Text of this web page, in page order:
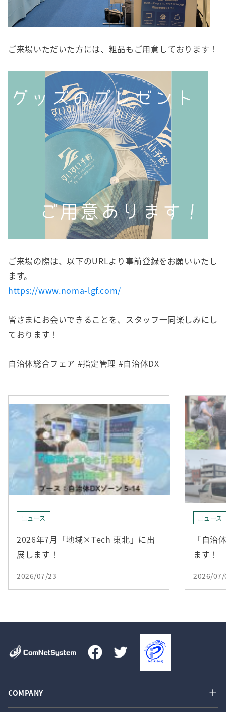
ご来場いただいた方には、粗品もご用意しております！
ご来場の際は、以下のURLより事前登録をお願いいたし
ます。
https://www.noma-lgf.com/
皆さまにお会いできることを、スタッフ一同楽しみにし
ております！
自治体総合フェア #指定管理 #自治体DX
ニュース
2026年7月「地域×Tech 東北」に出
展します！
2026/07/23
ニュース
「自治
ます！
2026/
COMPANY